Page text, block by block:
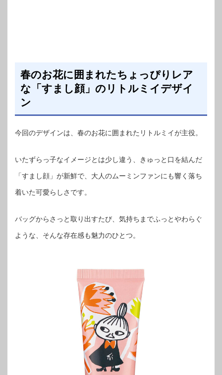
春のお花に囲まれたちょっぴりレア
な「すまし顔」のリトルミイデザイ
ン
今回のデザインは、春のお花に囲まれたリトルミイが主役。
いたずらっ子なイメージとは少し違う、きゅっと口を結んだ
「すまし顔」が新鮮で、大人のムーミンファンにも響く落ち
着いた可愛らしさです。
バッグからさっと取り出すたび、気持ちまでふっとやわらぐ
ような、そんな存在感も魅力のひとつ。